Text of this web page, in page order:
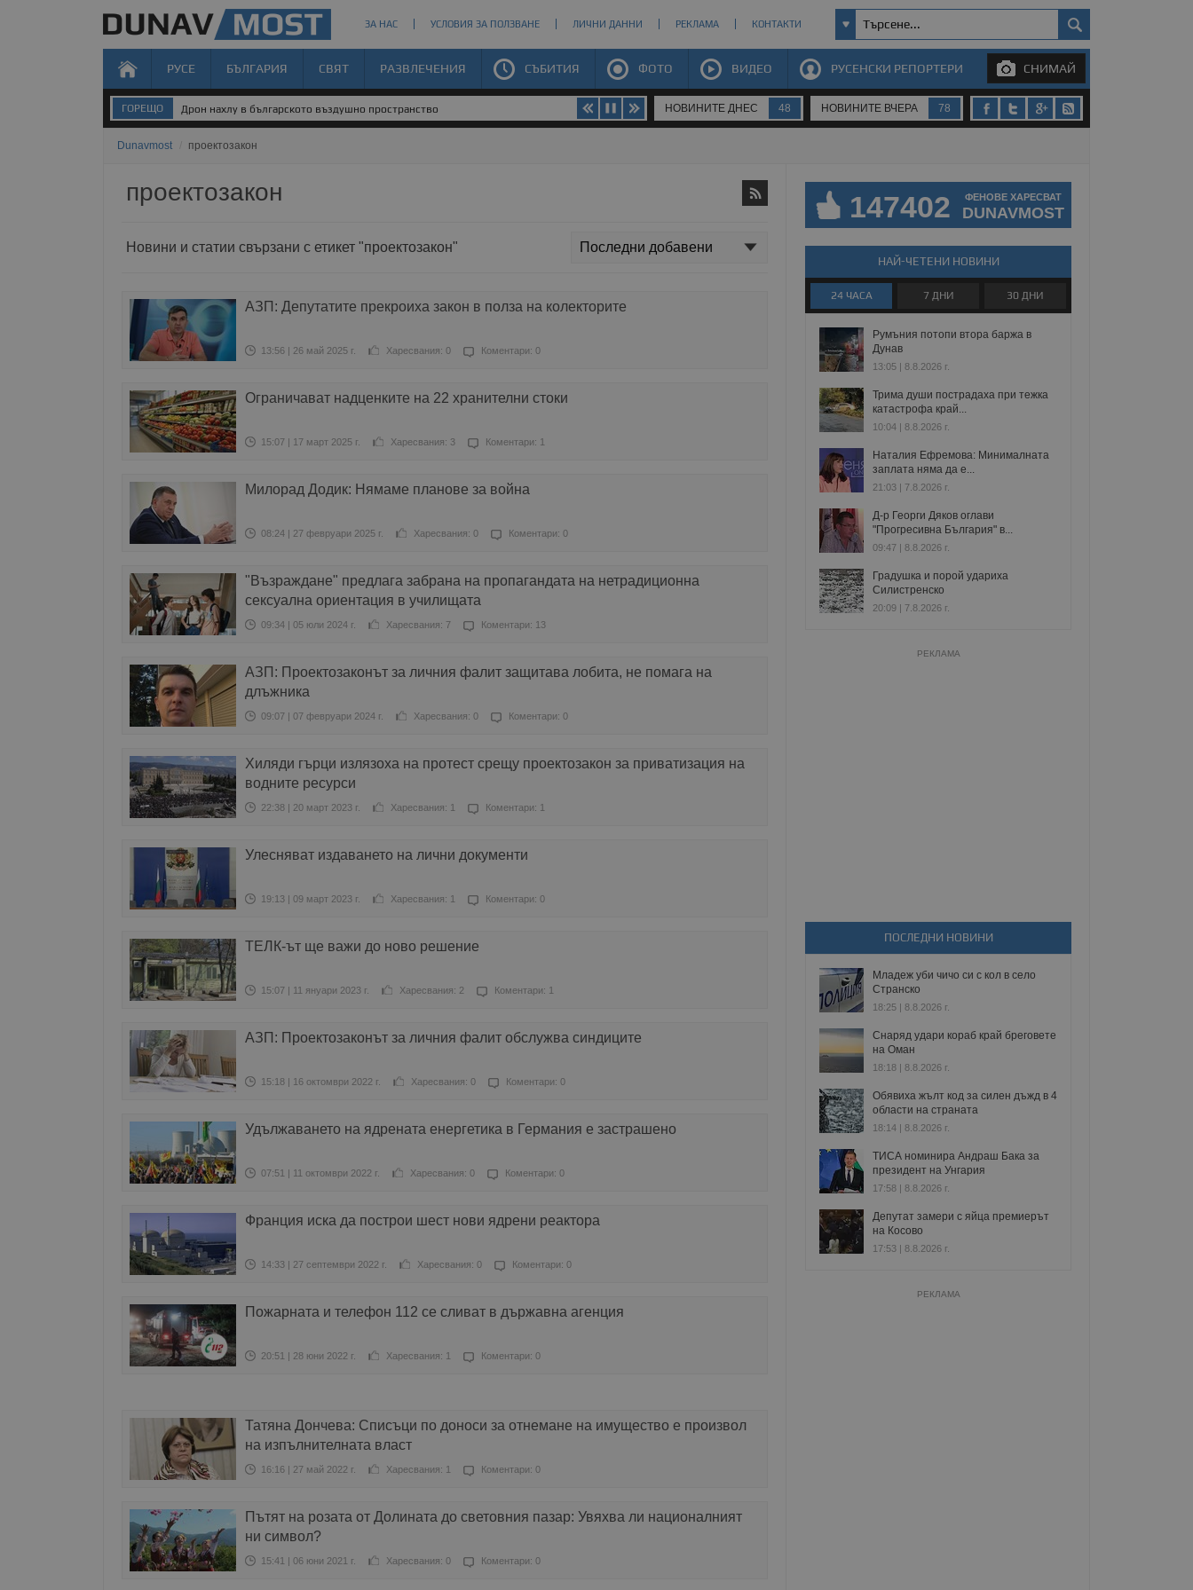
ЗА НАС УСЛОВИЯ ЗА ПОЛЗВАНЕ ЛИЧНИ ДАННИ РЕКЛАМА КОНТАКТИ
РУСЕ БЪЛГАРИЯ СВЯТ РАЗВЛЕЧЕНИЯ СЪБИТИЯ ФОТО ВИДЕО РУСЕНСКИ РЕПОРТЕРИ СНИМАЙ
ГОРЕЩО Дрон нахлу в българското въздушно пространство НОВИНИТЕ ДНЕС 48 НОВИНИТЕ ВЧЕРА 78
Dunavmost проектозакон
проектозакон
Новини и статии свързани с етикет "проектозакон"
АЗП: Депутатите прекроиха закон в полза на колекторите
13:56 | 26 май 2025 г. Харесвания: 0 Коментари: 0
Ограничават надценките на 22 хранителни стоки
15:07 | 17 март 2025 г. Харесвания: 3 Коментари: 1
Милорад Додик: Нямаме планове за война
08:24 | 27 февруари 2025 г. Харесвания: 0 Коментари: 0
"Възраждане" предлага забрана на пропагандата на нетрадиционна
сексуална ориентация в училищата
09:34 | 05 юли 2024 г. Харесвания: 7 Коментари: 13
АЗП: Проектозаконът за личния фалит защитава лобита, не помага на
длъжника
09:07 | 07 февруари 2024 г. Харесвания: 0 Коментари: 0
Хиляди гърци излязоха на протест срещу проектозакон за приватизация на
водните ресурси
22:38 | 20 март 2023 г. Харесвания: 1 Коментари: 1
Улесняват издаването на лични документи
19:13 | 09 март 2023 г. Харесвания: 1 Коментари: 0
ТЕЛК-ът ще важи до ново решение
15:07 | 11 януари 2023 г. Харесвания: 2 Коментари: 1
АЗП: Проектозаконът за личния фалит обслужва синдиците
15:18 | 16 октомври 2022 г. Харесвания: 0 Коментари: 0
Удължаването на ядрената енергетика в Германия е застрашено
07:51 | 11 октомври 2022 г. Харесвания: 0 Коментари: 0
Франция иска да построи шест нови ядрени реактора
14:33 | 27 септември 2022 г. Харесвания: 0 Коментари: 0
Пожарната и телефон 112 се сливат в държавна агенция
20:51 | 28 юни 2022 г. Харесвания: 1 Коментари: 0
Татяна Дончева: Списъци по доноси за отнемане на имущество е произвол
на изпълнителната власт
16:16 | 27 май 2022 г. Харесвания: 1 Коментари: 0
Пътят на розата от Долината до световния пазар: Увяхва ли националният
ни символ?
15:41 | 06 юни 2021 г. Харесвания: 0 Коментари: 0
147402 ФЕНОВЕ ХАРЕСВАТ
DUNAVMOST
НАЙ-ЧЕТЕНИ НОВИНИ
24 ЧАСА 7 ДНИ 30 ДНИ
Румъния потопи втора баржа в
Дунав
13:05 | 8.8.2026 г.
Трима души пострадаха при тежка
катастрофа край...
10:04 | 8.8.2026 г.
Наталия Ефремова: Минималната
заплата няма да е...
21:03 | 7.8.2026 г.
Д-р Георги Дяков оглави
"Прогресивна България" в...
09:47 | 8.8.2026 г.
Градушка и порой удариха
Силистренско
20:09 | 7.8.2026 г.
РЕКЛАМА
ПОСЛЕДНИ НОВИНИ
Младеж уби чичо си с кол в село
Странско
18:25 | 8.8.2026 г.
Снаряд удари кораб край бреговете
на Оман
18:18 | 8.8.2026 г.
Обявиха жълт код за силен дъжд в 4
области на страната
18:14 | 8.8.2026 г.
ТИСА номинира Андраш Бака за
президент на Унгария
17:58 | 8.8.2026 г.
Депутат замери с яйца премиерът
на Косово
17:53 | 8.8.2026 г.
РЕКЛАМА